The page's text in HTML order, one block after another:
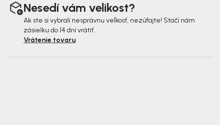
Nesedí vám velikost?
Ak ste si vybrali nesprávnu veľkosť, nezúfajte! Stačí nám
zásielku do 14 dní vrátiť.
Vrátenie tovaru